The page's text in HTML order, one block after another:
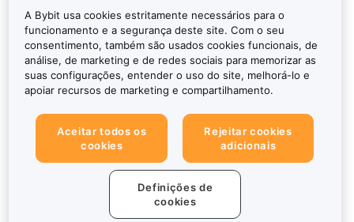
A Bybit usa cookies estritamente necessários para o
funcionamento e a segurança deste site. Com o seu
consentimento, também são usados cookies funcionais, de
análise, de marketing e de redes sociais para memorizar as
suas configurações, entender o uso do site, melhorá-lo e
apoiar recursos de marketing e compartilhamento.
Aceitar todos os
cookies
Rejeitar cookies
adicionais
Definições de
cookies